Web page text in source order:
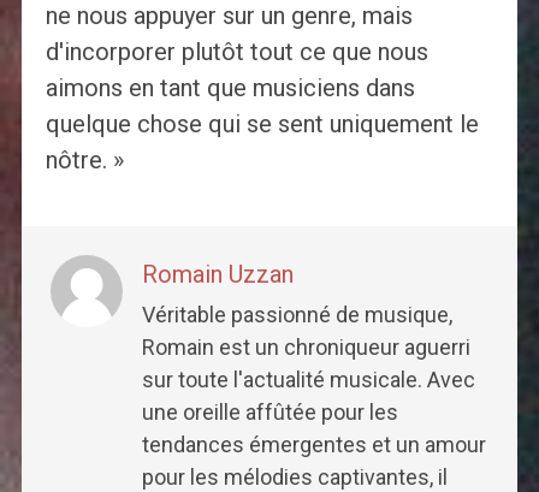
ne nous appuyer sur un genre, mais
d'incorporer plutôt tout ce que nous
aimons en tant que musiciens dans
quelque chose qui se sent uniquement le
nôtre. »
Romain Uzzan
Véritable passionné de musique,
Romain est un chroniqueur aguerri
sur toute l'actualité musicale. Avec
une oreille affûtée pour les
tendances émergentes et un amour
pour les mélodies captivantes, il